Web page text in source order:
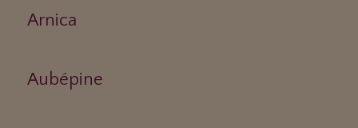
Arnica
Aubépine